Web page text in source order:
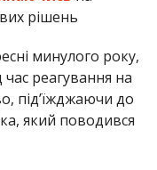
рішень
минулого року,
час реагування на
під’їжджаючи до
який поводився